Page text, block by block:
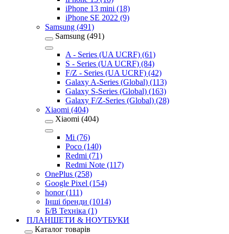
iPhone 13 mini (18)
iPhone SE 2022 (9)
Samsung (491)
Samsung (491)
A - Series (UA UCRF) (61)
S - Series (UA UCRF) (84)
F/Z - Series (UA UCRF) (42)
Galaxy A-Series (Global) (113)
Galaxy S-Series (Global) (163)
Galaxy F/Z-Series (Global) (28)
Xiaomi (404)
Xiaomi (404)
Mi (76)
Poco (140)
Redmi (71)
Redmi Note (117)
OnePlus (258)
Google Pixel (154)
honor (111)
Інші бренди (1014)
Б/В Техніка (1)
ПЛАНШЕТИ & НОУТБУКИ
Каталог товарів